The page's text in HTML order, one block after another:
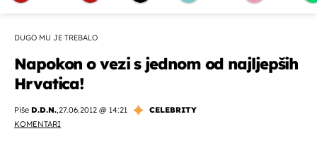
DUGO MU JE TREBALO
Napokon o vezi s jednom od najljepših
Hrvatica!
Piše D.D.N.,27.06.2012 @ 14:21
CELEBRITY
KOMENTARI